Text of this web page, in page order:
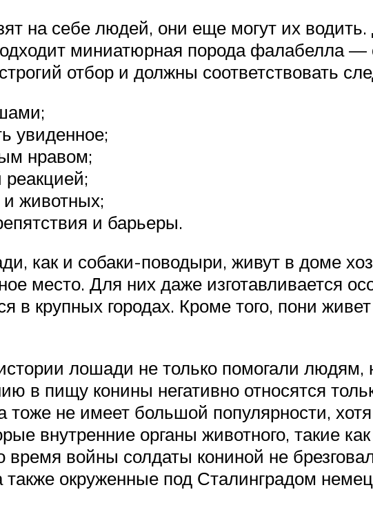
на себе людей, они еще могут их
миниатюрная порода фалабелла —
отбор и должны соответствовать
увиденное;
нравом;
животных;
и барьеры.
как и собаки-поводыри, живут в доме
место. Для них даже изготавливается
в крупных городах. Кроме того, пони
лошади не только помогали людям,
в пищу конины негативно относятся
тоже не имеет большой популярности,
внутренние органы животного, такие
время войны солдаты кониной не
также окруженные под Сталинградом